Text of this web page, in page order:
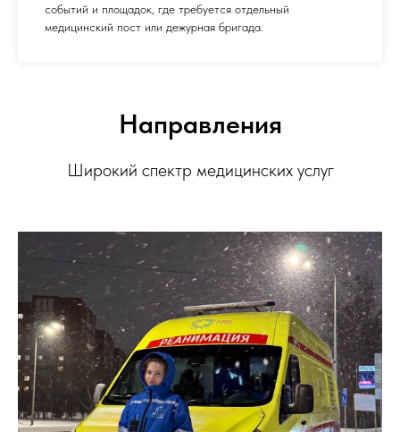
событий и площадок, где требуется отдельный
медицинский пост или дежурная бригада.
Направления
Широкий спектр медицинских услуг